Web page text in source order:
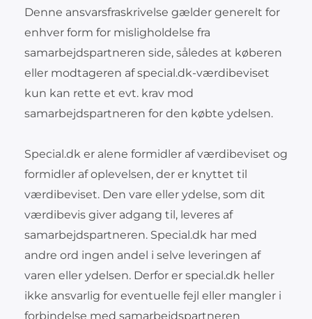
Denne ansvarsfraskrivelse gælder generelt for
enhver form for misligholdelse fra
samarbejdspartneren side, således at køberen
eller modtageren af special.dk-værdibeviset
kun kan rette et evt. krav mod
samarbejdspartneren for den købte ydelsen.
Special.dk er alene formidler af værdibeviset og
formidler af oplevelsen, der er knyttet til
værdibeviset. Den vare eller ydelse, som dit
værdibevis giver adgang til, leveres af
samarbejdspartneren. Special.dk har med
andre ord ingen andel i selve leveringen af
varen eller ydelsen. Derfor er special.dk heller
ikke ansvarlig for eventuelle fejl eller mangler i
forbindelse med samarbejdspartneren